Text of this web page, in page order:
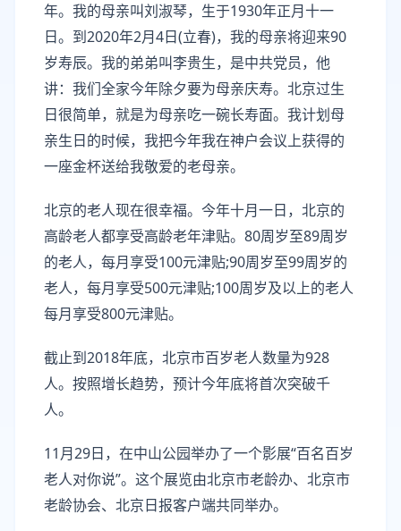
年。我的母亲叫刘淑琴，生于1930年正月十一
日。到2020年2月4日(立春)，我的母亲将迎来90
岁寿辰。我的弟弟叫李贵生，是中共党员，他
讲：我们全家今年除夕要为母亲庆寿。北京过生
日很简单，就是为母亲吃一碗长寿面。我计划母
亲生日的时候，我把今年我在神户会议上获得的
一座金杯送给我敬爱的老母亲。
北京的老人现在很幸福。今年十月一日，北京的
高龄老人都享受高龄老年津贴。80周岁至89周岁
的老人，每月享受100元津贴;90周岁至99周岁的
老人，每月享受500元津贴;100周岁及以上的老人
每月享受800元津贴。
截止到2018年底，北京市百岁老人数量为928
人。按照增长趋势，预计今年底将首次突破千
人。
11月29日，在中山公园举办了一个影展“百名百岁
老人对你说”。这个展览由北京市老龄办、北京市
老龄协会、北京日报客户端共同举办。